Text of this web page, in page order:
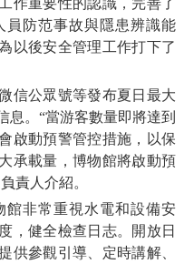
作重要性的認識，完善了
防范事故與隱患辨識能
以後安全管理工作打下了
公眾號等發布夏日最大
息。“當游客數量即將達到
啟動預警管控措施，以保
承載量，博物館將啟動預
責人介紹。
非常重視水電和設備安
，健全檢查日志。開放日
供參觀引導、定時講解、